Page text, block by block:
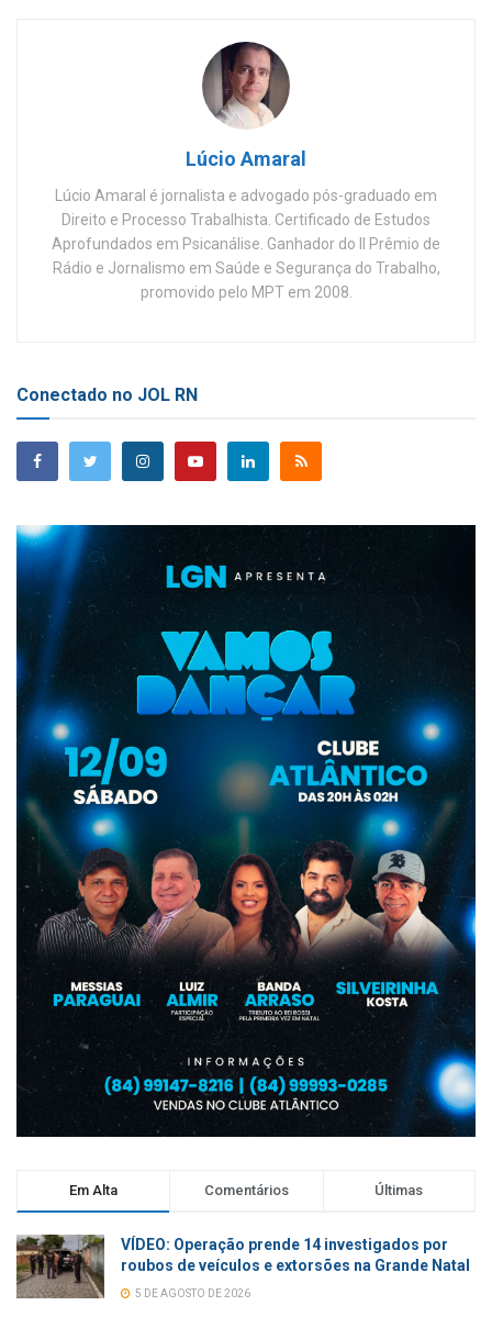
Lúcio Amaral
Lúcio Amaral é jornalista e advogado pós-graduado em
Direito e Processo Trabalhista. Certificado de Estudos
Aprofundados em Psicanálise. Ganhador do II Prêmio de
Rádio e Jornalismo em Saúde e Segurança do Trabalho,
promovido pelo MPT em 2008.
Conectado no JOL RN
Em Alta Comentários Últimas
VÍDEO: Operação prende 14 investigados por
roubos de veículos e extorsões na Grande Natal
5 DE AGOSTO DE 2026